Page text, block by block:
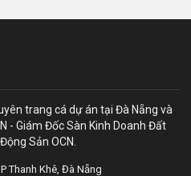
trang cá dự án tại Đà Nẵng và
- Giám Đốc Sàn Kinh Doanh Đất
Sản OCN.
Thanh Khê, Đà Nẵng